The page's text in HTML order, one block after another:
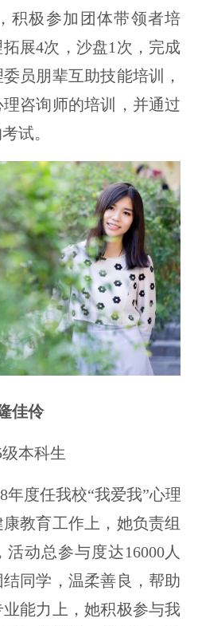
积极参加团体带领者培
展4次，沙盘1次，完成
员朋辈互助技能培训，
咨询师的培训，并通过
试。
佳伶
本科生
年度任我校“我爱我”心理
教育工作上，她负责组
动总参与度达16000人
同学，温柔善良，帮助
能力上，她积极参与我